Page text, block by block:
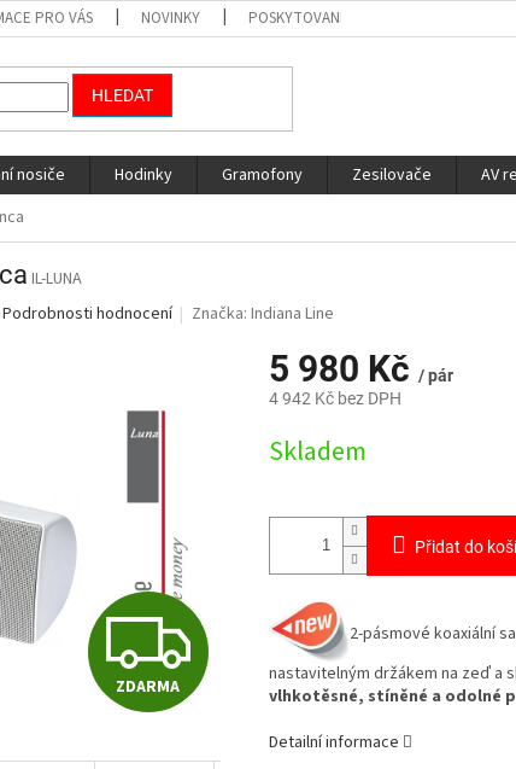
PRO VÁS NOVINKY POSKYTOVANÉ SLUŽBY
HLEDAT
nosiče Hodinky Gramofony Zesilovače AV
IL-LUNA
Podrobnosti hodnocení Značka:Indiana Line
Z
D
ZDARMA
5 980 Kč / pár
4 942 Kč bez DPH
cena:
Skladem
Přidat do
2-pásmové koaxiální
nastavitelným držákem na zeď a
vlhkotěsné, stíněné a odolné
Detailní informace